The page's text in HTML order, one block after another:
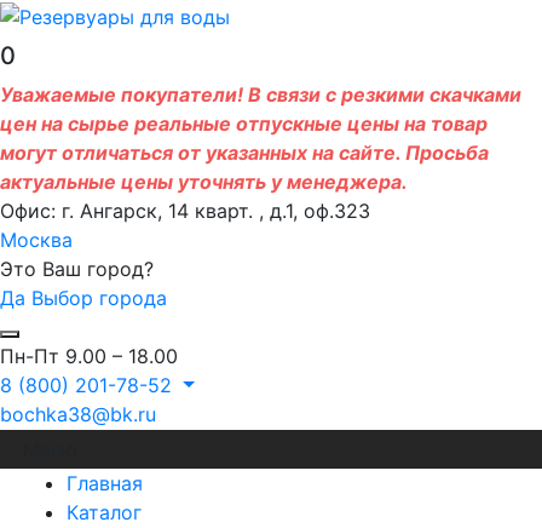
0
Уважаемые покупатели! В связи с резкими скачками
цен на сырье реальные отпускные цены на товар
могут отличаться от указанных на сайте. Просьба
актуальные цены уточнять у менеджера.
Офис: г. Ангарск, 14 кварт. , д.1, оф.323
Москва
Это Ваш город?
Да Выбор города
Пн-Пт 9.00 – 18.00
8 (800) 201-78-52
bochka38@bk.ru
Главная
Каталог